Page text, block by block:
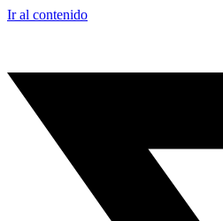
Ir al contenido